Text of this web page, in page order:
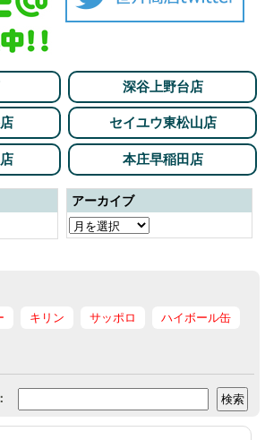
深谷上野台店
セイユウ東松山店
本庄早稲田店
アーカイブ
キリン サッポロ ハイボール缶